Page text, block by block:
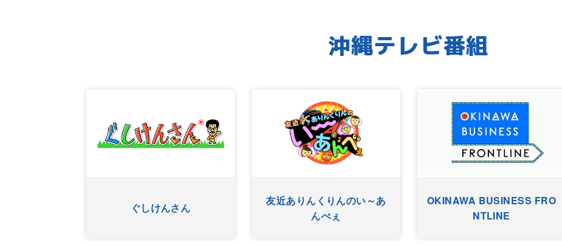
沖縄テレビ番組
OKINAWA BUSINESS FRO
ワッターまちやぐゎー HYゴーゴーゴーヤー